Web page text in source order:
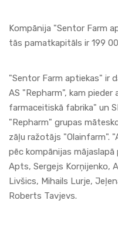
Kompānija "Sentor Farm
tās pamatkapitāls ir 199
"Sentor Farm aptiekas" ir
AS "Repharm", kam pieder
farmaceitiskā fabrika" un
"Repharm" grupas
zāļu ražotājs "Olainfarm". "
pēc kompānijas
Apts, Sergejs Korņijenko,
Livšics, Mihails Lurje,
Roberts Tavjevs.